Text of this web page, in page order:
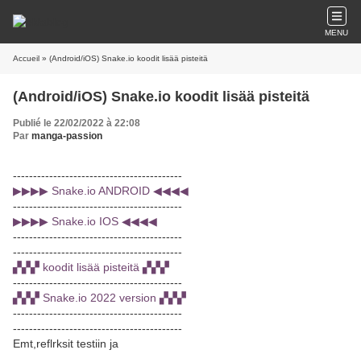
MENU
Accueil » (Android/iOS) Snake.io koodit lisää pisteitä
(Android/iOS) Snake.io koodit lisää pisteitä
Publié le 22/02/2022 à 22:08
Par manga-passion
------------------------------------------
▶▶▶▶ Snake.io ANDROID ◀◀◀◀
------------------------------------------
▶▶▶▶ Snake.io IOS ◀◀◀◀
------------------------------------------
------------------------------------------
▞▞▞ koodit lisää pisteitä ▞▞▞
------------------------------------------
▞▞▞ Snake.io 2022 version ▞▞▞
------------------------------------------
------------------------------------------
Emt,reflrksit testiin ja